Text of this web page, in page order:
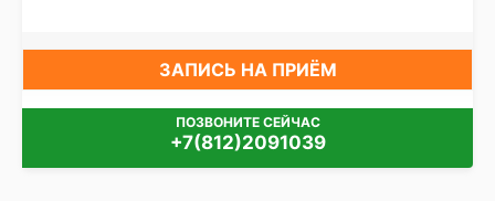
ЗАПИСЬ НА ПРИЁМ
ПОЗВОНИТЕ СЕЙЧАС
+7(812)2091039